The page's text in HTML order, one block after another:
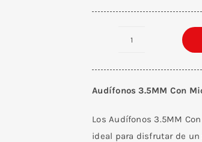
Mic
-
Azul/Rojo/
Audífonos 3.5MM Con
Los Audífonos 3.5MM
ideal para disfrutar de